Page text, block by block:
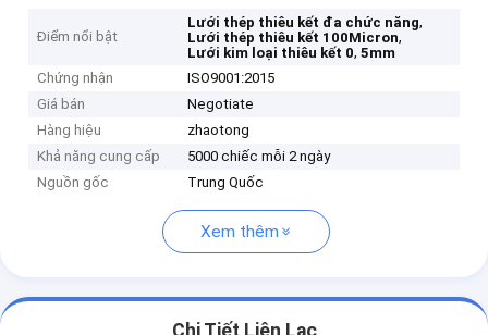
Điểm nổi bật
Lưới thép thiêu kết đa chức năng,
Lưới thép thiêu kết 100Micron,
Lưới kim loại thiêu kết 0,5mm
Chứng nhận
ISO9001:2015
Giá bán
Negotiate
Hàng hiệu
zhaotong
Khả năng cung cấp
5000 chiếc mỗi 2 ngày
Nguồn gốc
Trung Quốc
Xem thêm